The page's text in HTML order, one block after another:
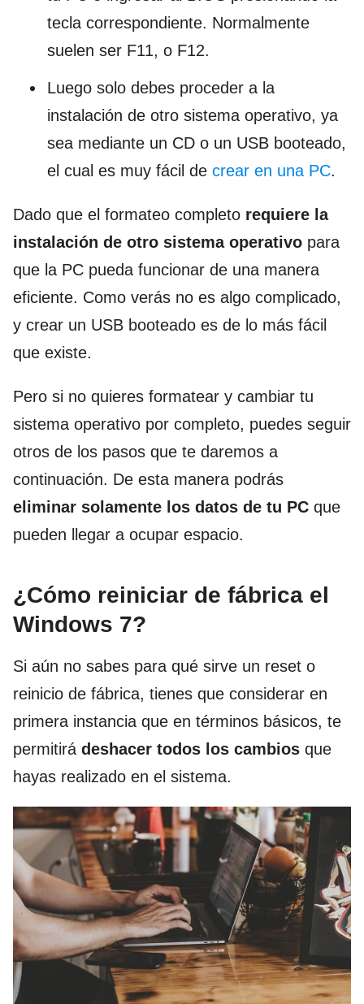
tecla correspondiente. Normalmente
suelen ser F11, o F12.
Luego solo debes proceder a la
instalación de otro sistema operativo, ya
sea mediante un CD o un USB booteado,
el cual es muy fácil de crear en una PC.
Dado que el formateo completo requiere la
instalación de otro sistema operativo para
que la PC pueda funcionar de una manera
eficiente. Como verás no es algo complicado,
y crear un USB booteado es de lo más fácil
que existe.
Pero si no quieres formatear y cambiar tu
sistema operativo por completo, puedes seguir
otros de los pasos que te daremos a
continuación. De esta manera podrás
eliminar solamente los datos de tu PC que
pueden llegar a ocupar espacio.
¿Cómo reiniciar de fábrica el
Windows 7?
Si aún no sabes para qué sirve un reset o
reinicio de fábrica, tienes que considerar en
primera instancia que en términos básicos, te
permitirá deshacer todos los cambios que
hayas realizado en el sistema.